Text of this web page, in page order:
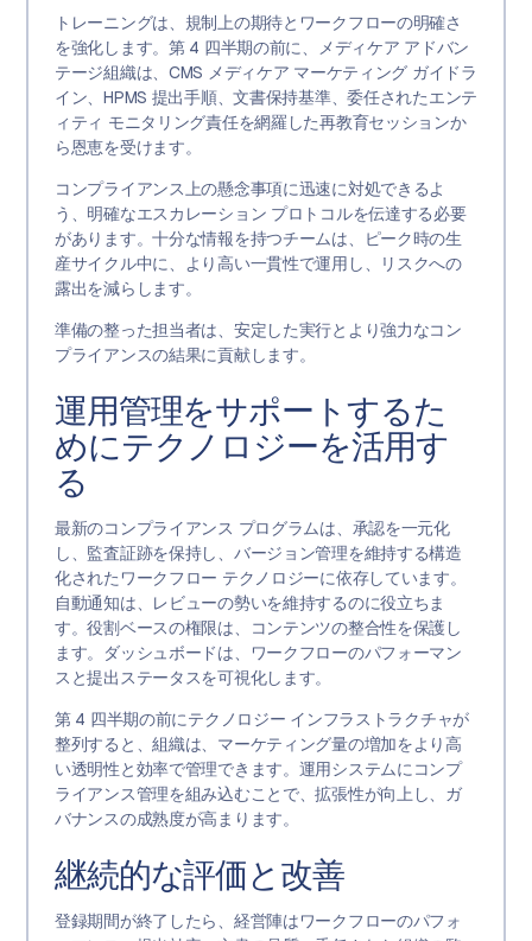
トレーニングは、規制上の期待とワークフローの明確さ
を強化します。第 4 四半期の前に、メディケア アドバン
テージ組織は、CMS メディケア マーケティング ガイドラ
イン、HPMS 提出手順、文書保持基準、委任されたエンテ
ィティ モニタリング責任を網羅した再教育セッションか
ら恩恵を受けます。
コンプライアンス上の懸念事項に迅速に対処できるよ
う、明確なエスカレーション プロトコルを伝達する必要
があります。十分な情報を持つチームは、ピーク時の生
産サイクル中に、より高い一貫性で運用し、リスクへの
露出を減らします。
準備の整った担当者は、安定した実行とより強力なコン
プライアンスの結果に貢献します。
運用管理をサポートするた
めにテクノロジーを活用す
る
最新のコンプライアンス プログラムは、承認を一元化
し、監査証跡を保持し、バージョン管理を維持する構造
化されたワークフロー テクノロジーに依存しています。
自動通知は、レビューの勢いを維持するのに役立ちま
す。役割ベースの権限は、コンテンツの整合性を保護し
ます。ダッシュボードは、ワークフローのパフォーマン
スと提出ステータスを可視化します。
第 4 四半期の前にテクノロジー インフラストラクチャが
整列すると、組織は、マーケティング量の増加をより高
い透明性と効率で管理できます。運用システムにコンプ
ライアンス管理を組み込むことで、拡張性が向上し、ガ
バナンスの成熟度が高まります。
継続的な評価と改善
登録期間が終了したら、経営陣はワークフローのパフォ